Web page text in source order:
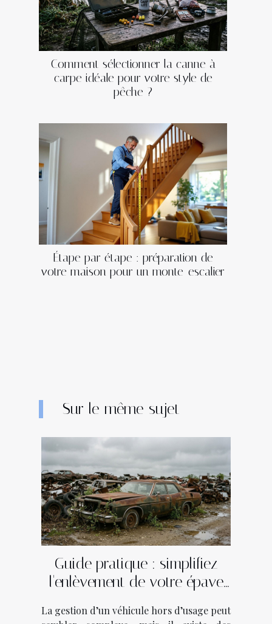
Comment sélectionner la canne à
carpe idéale pour votre style de
pêche ?
Étape par étape : préparation de
votre maison pour un monte-escalier
Sur le même sujet
Guide pratique : simplifiez
l'enlèvement de votre épave
La gestion d’un véhicule hors d’usage peut